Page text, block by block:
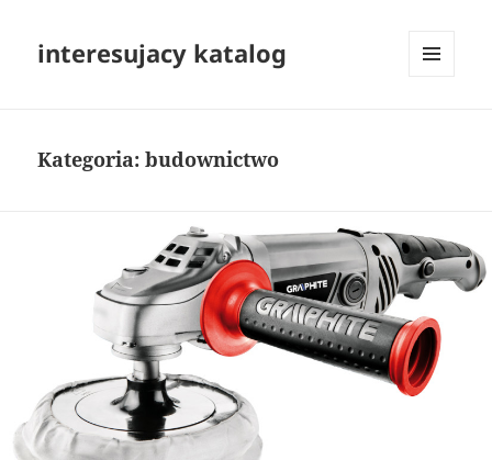
interesujacy katalog
Kategoria:budownictwo